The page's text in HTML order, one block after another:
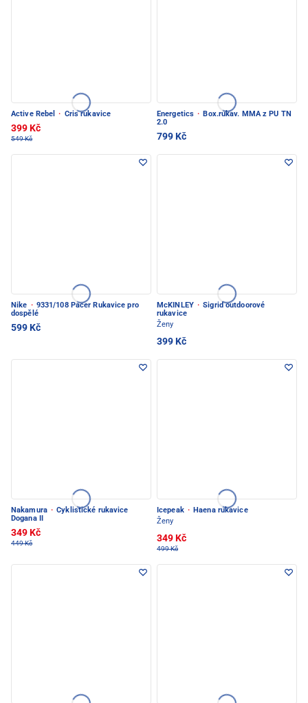
Active Rebel · Cris rukavice
399 Kč
549 Kč
Energetics · Box.rukav. MMA z PU TN
2.0
799 Kč
Nike · 9331/108 Pacer Rukavice pro
dospělé
599 Kč
McKINLEY · Sigrid outdoorové
rukavice
Ženy
399 Kč
Nakamura · Cyklistické rukavice
Dogana II
349 Kč
449 Kč
Icepeak · Haena rukavice
Ženy
349 Kč
499 Kč